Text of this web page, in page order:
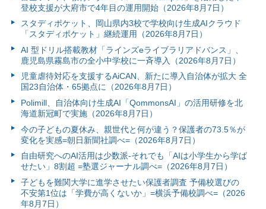
登校支援が大府市で4年目の運用開始（2026年8月7日）
スタディポケット、岡山県内3校で学校向け生成AIクラウド
「スタディポケット」継続運用（2026年8月7日）
AI 型ドリル搭載教材「ラインズeライブラリアドバンス」、
鹿児島県霧島市の全小中学校に一斉導入（2026年8月7日）
児童虐待対応を支援するAiCAN、新たに導入自治体が拡大 全
国23自治体・65拠点に（2026年8月7日）
Polimill、自治体向け生成AI「QommonsAI」の活用研修を北
海道新冠町で実施（2026年8月7日）
今の子どもの夏休み、親世代と何が違う？保護者の73.5％が
変化を実感=朝日新聞社調べ=（2026年8月7日）
自由研究へのAI活用は少数派-それでも「AIは小学生から学ば
せたい」8割超 =塾選ジャーナル調べ=（2026年8月7日）
子どもを難関大学に進学させたい保護者調査 予備校選びの
不安第1位は「学費が高くないか」=横浜予備校調べ=（2026
年8月7日）